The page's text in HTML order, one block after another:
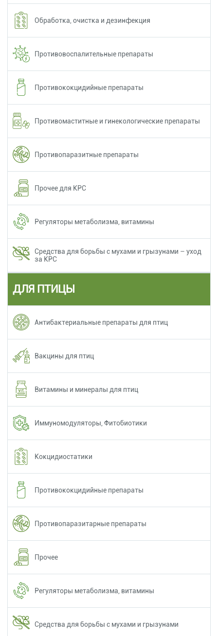
Обработка, очистка и дезинфекция
Противовоспалительные препараты
Противококцидийные препараты
Противомаститные и гинекологические препараты
Противопаразитные препараты
Прочее для КРС
Регуляторы метаболизма, витамины
Средства для борьбы с мухами и грызунами – уход
за КРС
ДЛЯ ПТИЦЫ
Антибактериальные препараты для птиц
Вакцины для птиц
Витамины и минералы для птиц
Иммуномодуляторы, Фитобиотики
Кокцидиостатики
Противококцидийные препараты
Противопаразитарные препараты
Прочее
Регуляторы метаболизма, витамины
Средства для борьбы с мухами и грызунами